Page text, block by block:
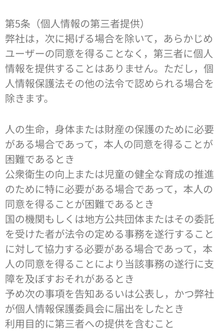
第5条（個人情報の第三者提供）
弊社は，次に掲げる場合を除いて，あらかじめ
ユーザーの同意を得ることなく，第三者に個人
情報を提供することはありません。ただし，個
人情報保護法その他の法令で認められる場合を
除きます。
人の生命，身体または財産の保護のために必要
がある場合であって，本人の同意を得ることが
困難であるとき
公衆衛生の向上または児童の健全な育成の推進
のために特に必要がある場合であって，本人の
同意を得ることが困難であるとき
国の機関もしくは地方公共団体またはその委託
を受けた者が法令の定める事務を遂行すること
に対して協力する必要がある場合であって，本
人の同意を得ることにより当該事務の遂行に支
障を及ぼすおそれがあるとき
予め次の事項を告知あるいは公表し，かつ弊社
が個人情報保護委員会に届出をしたとき
利用目的に第三者への提供を含むこと